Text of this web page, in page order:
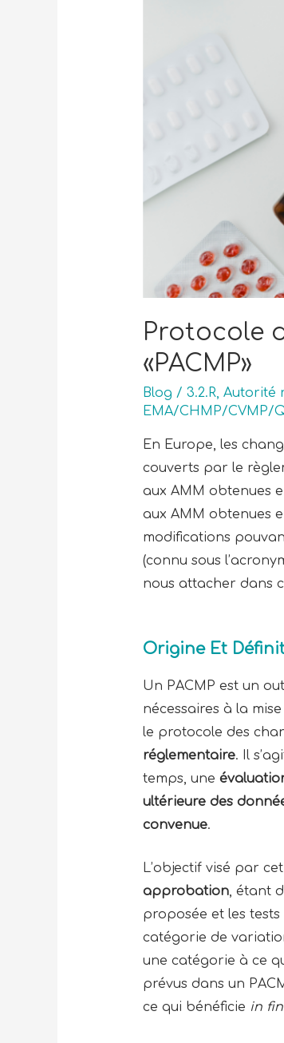
Protocole
«PACMP»
Blog / 3.2.R, Autorité
EMA/CHMP/CVMP/
En Europe, les
couverts par le
aux AMM obtenues
aux AMM obtenues
modifications
(connu sous
nous attacher dans
Origine Et
Un PACMP est un
nécessaires à la
le protocole des
réglementaire. Il
temps, une
ultérieure des
convenue.
L’objectif visé par
approbation, étant
proposée et les
catégorie de
une catégorie à ce
prévus dans un
ce qui bénéficie in